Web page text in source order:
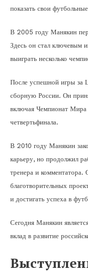
показать свои
В 2005 году Манякин
Здесь он стал ключевым
выиграть несколько
После успешной игры за
сборную России. Он
включая Чемпионат Мира
четвертьфинала.
В 2010 году Манякин
карьеру, но продолжил
тренера и комментатора.
благотворительных
и достигать успеха в
Сегодня Манякин
вклад в развитие